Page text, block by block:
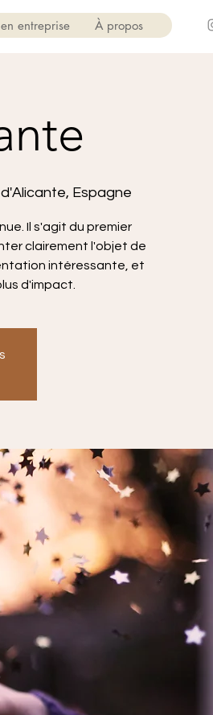
entreprise À propos
Espagne
Il s'agit du premier
clairement l'objet de
intéressante, et
d'impact.